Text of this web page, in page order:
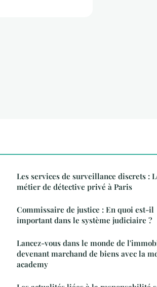
Les services de surveillance discrets :
métier de détective privé à Paris
Commissaire de justice : En quoi est-il
important dans le système judiciaire ?
Lancez-vous dans le monde de
devenant marchand de biens avec la
academy